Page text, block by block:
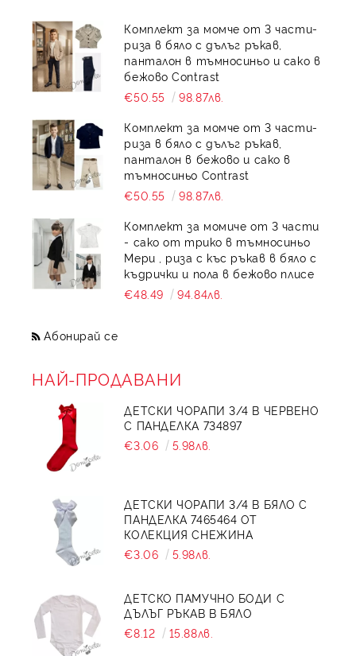
Комплект за момче от 3 части-
риза в бяло с дълъг ръкав,
панталон в тъмносиньо и сако в
бежово Contrast
€50.55
98.87лв.
Комплект за момче от 3 части-
риза в бяло с дълъг ръкав,
панталон в бежово и сако в
тъмносиньо Contrast
€50.55
98.87лв.
Комплект за момиче от 3 части
- сако от трико в тъмносиньо
Мери , риза с къс ръкав в бяло с
къдрички и пола в бежово плисе
€48.49
94.84лв.
Абонирай се
НАЙ-ПРОДАВАНИ
ДЕТСКИ ЧОРАПИ 3/4 В ЧЕРВЕНО
С ПАНДЕЛКА 734897
€3.06
5.98лв.
ДЕТСКИ ЧОРАПИ 3/4 В БЯЛО С
ПАНДЕЛКА 7465464 ОТ
КОЛЕКЦИЯ СНЕЖИНА
€3.06
5.98лв.
ДЕТСКО ПАМУЧНО БОДИ С
ДЪЛЪГ РЪКАВ В БЯЛО
€8.12
15.88лв.